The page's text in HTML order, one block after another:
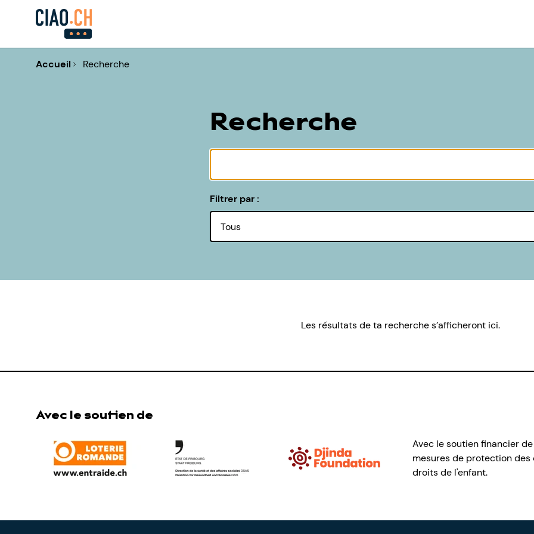
Accueil Recherche
Recherche
Filtrer par :
Les résultats de ta recherche s’afficheront ici.
Avec le soutien de
Avec le soutien financier
mesures de protection
droits de l'enfant.